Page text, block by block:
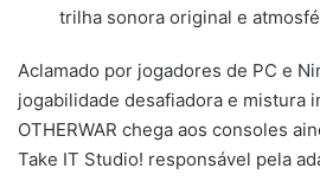
trilha sonora original e
Aclamado por jogadores de PC e
jogabilidade desafiadora e mistura
OTHERWAR chega aos consoles
Take IT Studio! responsável pela